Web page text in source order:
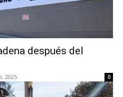
después del
2025 0